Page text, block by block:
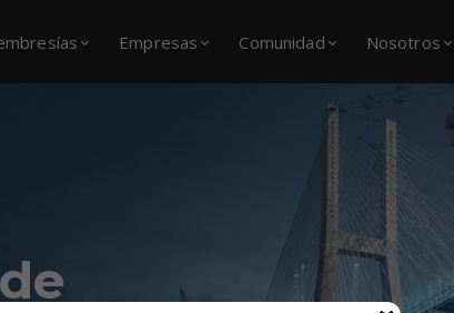
Empresas Comunidad Nosotros